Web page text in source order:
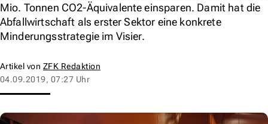
Mio. Tonnen CO2-Äquivalente einsparen. Damit hat die
Abfallwirtschaft als erster Sektor eine konkrete
Minderungsstrategie im Visier.
Artikel von ZFK Redaktion
04.09.2019, 07:27 Uhr